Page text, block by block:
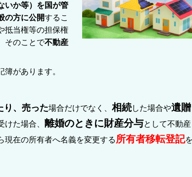
いか等）を国が管
の方に公開するこ
抵当権等の担保権
そのことで不動産
があります。
り、売った場合だけでなく、 相続した場合や遺贈
けた場合、 離婚のときに財産分与として不動
現在の所有者へ名義を変更する所有者移転登記